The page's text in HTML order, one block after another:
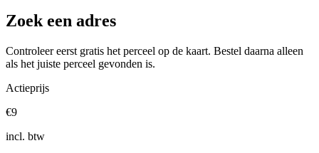
Zoek een adres
Controleer eerst gratis het perceel op de kaart. Bestel daarna alleen
als het juiste perceel gevonden is.
Actieprijs
€9
incl. btw